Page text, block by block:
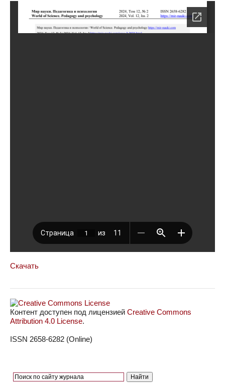
Скачать
Контент доступен под лицензией Creative Commons
Attribution 4.0 License.
ISSN 2658-6282 (Online)